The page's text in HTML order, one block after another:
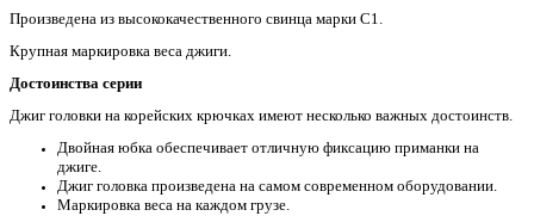
Произведена из высококачественного свинца марки С1.
Крупная маркировка веса джиги.
Достоинства серии
Джиг головки на корейских крючках имеют несколько важных достоинств.
Двойная юбка обеспечивает отличную фиксацию приманки на
джиге.
Джиг головка произведена на самом современном оборудовании.
Маркировка веса на каждом грузе.